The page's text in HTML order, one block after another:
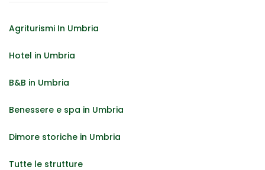
Agriturismi In Umbria
Hotel in Umbria
B&B in Umbria
Benessere e spa in Umbria
Dimore storiche in Umbria
Tutte le strutture